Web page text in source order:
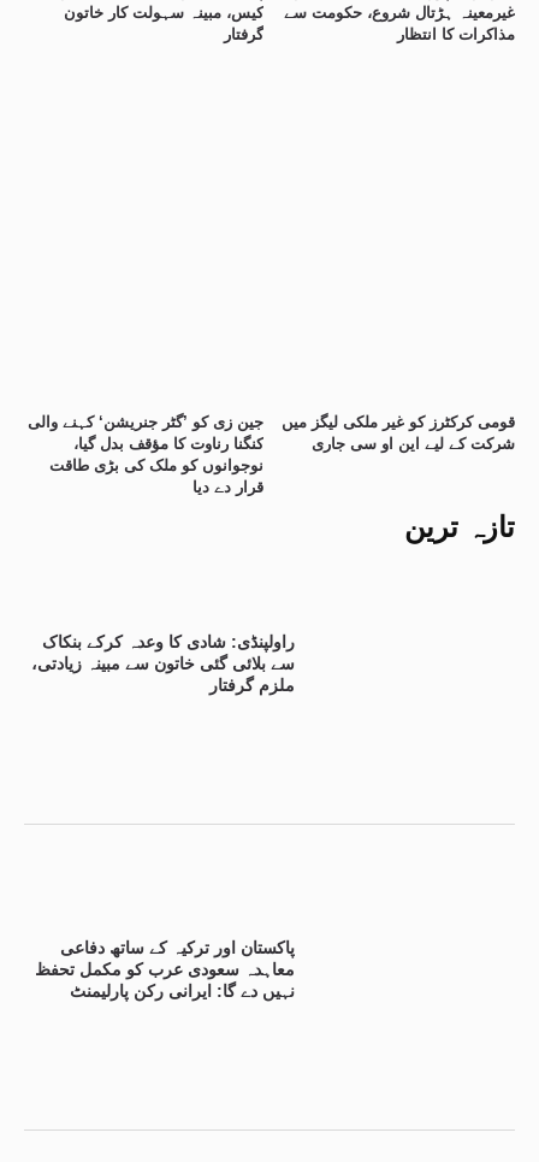
تازہ ترین
راولپنڈی: شادی کا وعدہ کرکے بنکاک
سے بلائی گئی خاتون سے مبینہ زیادتی،
ملزم گرفتار
پاکستان اور ترکیہ کے ساتھ دفاعی
معاہدہ سعودی عرب کو مکمل تحفظ
نہیں دے گا: ایرانی رکن پارلیمنٹ
کیس، مبینہ سہولت کار خاتون
گرفتار
غیرمعینہ ہڑتال شروع، حکومت سے
مذاکرات کا انتظار
جین زی کو ’گٹر جنریشن‘ کہنے والی
کنگنا رناوت کا مؤقف بدل گیا،
نوجوانوں کو ملک کی بڑی طاقت
قرار دے دیا
قومی کرکٹرز کو غیر ملکی لیگز میں
شرکت کے لیے این او سی جاری